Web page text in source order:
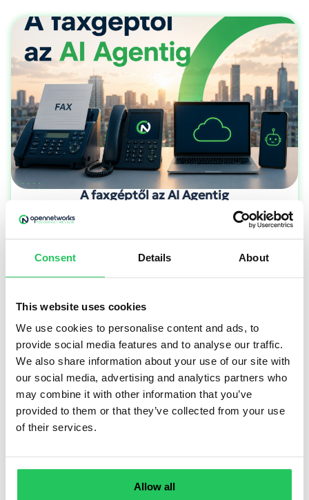
Consent Details About
This website uses cookies
We use cookies to personalise content and ads, to
provide social media features and to analyse our traffic.
We also share information about your use of our site with
our social media, advertising and analytics partners who
may combine it with other information that you’ve
provided to them or that they’ve collected from your use
of their services.
Allow all
A faxgéptől az AI Agentig
2026-ban furcsán hangozhat, de
Magyarországon még mindig naponta több ezer
fax érkezik és indul el. Így mi egyszerre
AI segédek fejlesztésén
TOVÁBB OLVASOM